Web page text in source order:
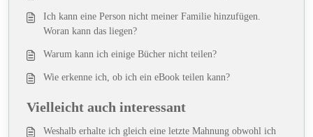
Ich kann eine Person nicht meiner Familie hinzufügen.
Woran kann das liegen?
Warum kann ich einige Bücher nicht teilen?
Wie erkenne ich, ob ich ein eBook teilen kann?
Vielleicht auch interessant
Weshalb erhalte ich gleich eine letzte Mahnung obwohl ich